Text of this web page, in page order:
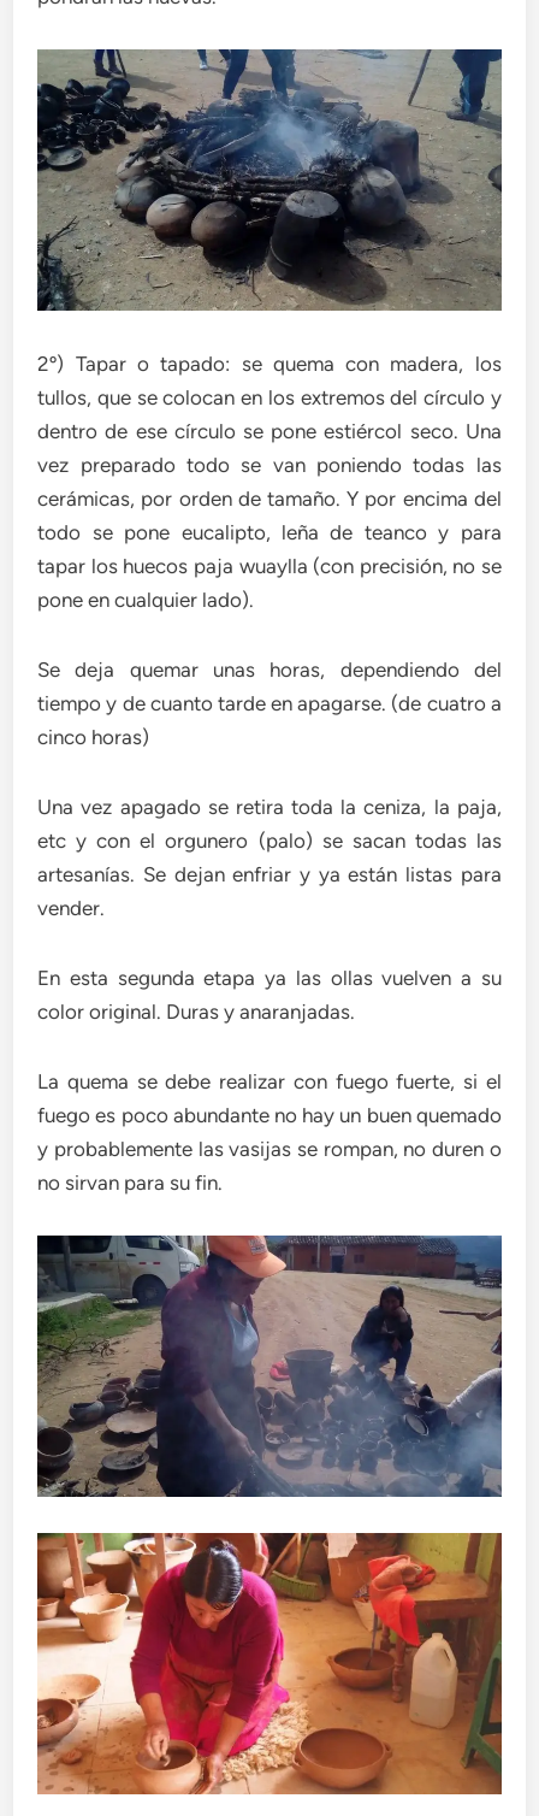
2º) Tapar o tapado: se quema con madera, los
tullos, que se colocan en los extremos del círculo y
dentro de ese círculo se pone estiércol seco. Una
vez preparado todo se van poniendo todas las
cerámicas, por orden de tamaño. Y por encima del
todo se pone eucalipto, leña de teanco y para
tapar los huecos paja wuaylla (con precisión, no se
pone en cualquier lado).
Se deja quemar unas horas, dependiendo del
tiempo y de cuanto tarde en apagarse. (de cuatro a
cinco horas)
Una vez apagado se retira toda la ceniza, la paja,
etc y con el orgunero (palo) se sacan todas las
artesanías. Se dejan enfriar y ya están listas para
vender.
En esta segunda etapa ya las ollas vuelven a su
color original. Duras y anaranjadas.
La quema se debe realizar con fuego fuerte, si el
fuego es poco abundante no hay un buen quemado
y probablemente las vasijas se rompan, no duren o
no sirvan para su fin.